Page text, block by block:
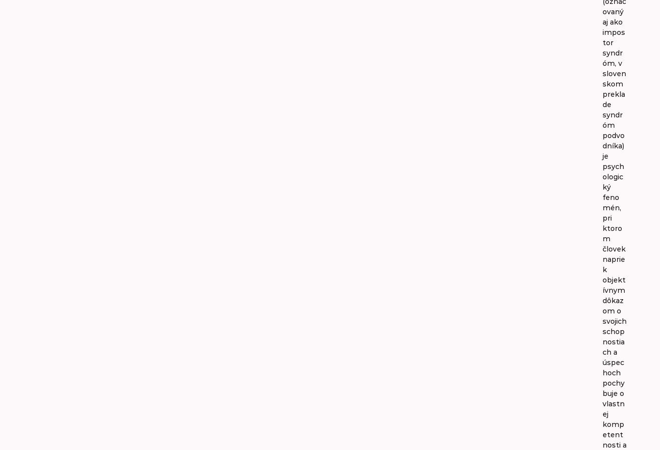
ovaný
aj ako
impos
tor
syndr
óm, v
sloven
skom
prekla
de
syndr
óm
podvo
dníka)
je
psych
ologic
ký
feno
mén,
pri
ktoro
m
človek
naprie
k
objekt
ívnym
dôkaz
om o
svojich
schop
nostia
ch a
úspec
hoch
pochy
buje o
vlastn
ej
komp
etent
nosti a